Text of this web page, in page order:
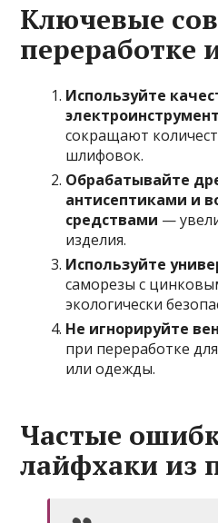
Ключевые
переработке
Используйте
сокращают
шлифовок.
Обрабатывайте
антисептиками и
средствами —
изделия.
Используйте
саморезы с
экологически
Не игнорируйте
при переработке
или одежды.
Частые
лайфхаки из